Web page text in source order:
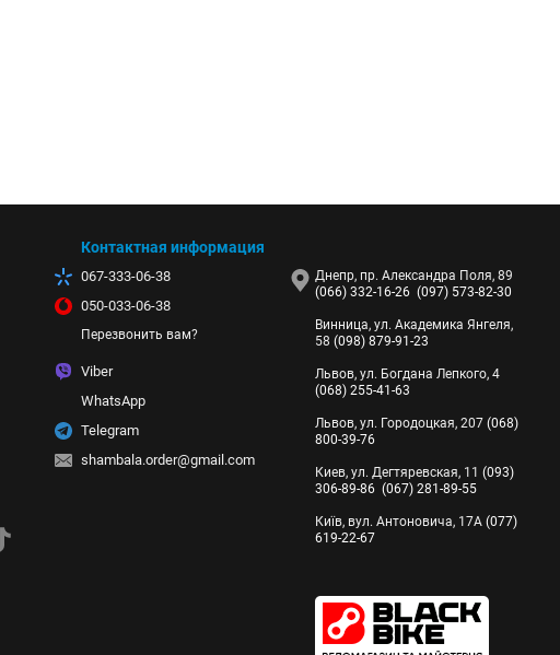
Контактная информация
067-333-06-38
050-033-06-38
Перезвонить вам?
Viber
WhatsApp
Telegram
shambala.order@gmail.com
Днепр, пр. Александра Поля, 89
(066) 332-16-26 (097) 573-82-30
Винница, ул. Академика Янгеля,
58 (098) 879-91-23
Львов, ул. Богдана Лепкого, 4
(068) 255-41-63
Львов, ул. Городоцкая, 207 (068)
800-39-76
Киев, ул. Дегтяревская, 11 (093)
306-89-86 (067) 281-89-55
Київ, вул. Антоновича, 17А (077)
619-22-67